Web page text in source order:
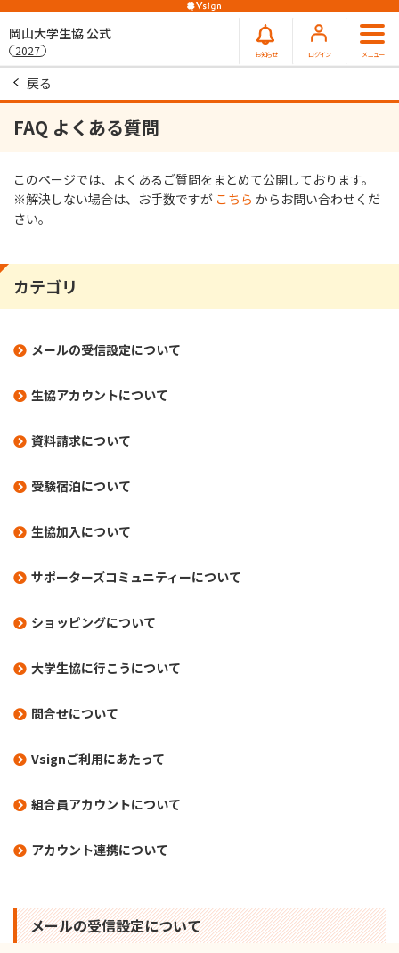
岡山大学生協 公式
2027 お知らせ ログイン メニュー
戻る
FAQ よくある質問
このページでは、よくあるご質問をまとめて公開しております。
※解決しない場合は、お⼿数ですが こちら からお問い合わせくだ
さい。
カテゴリ
メールの受信設定について
生協アカウントについて
資料請求について
受験宿泊について
生協加入について
サポーターズコミュニティーについて
ショッピングについて
大学生協に行こうについて
問合せについて
Vsignご利用にあたって
組合員アカウントについて
アカウント連携について
メールの受信設定について